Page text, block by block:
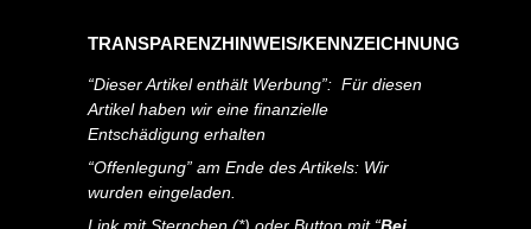
TRANSPARENZHINWEIS/KENNZEICHNUNG
“Dieser Artikel enthält Werbung”: Für diesen
Artikel haben wir eine finanzielle
Entschädigung erhalten
“Offenlegung” am Ende des Artikels: Wir
wurden eingeladen.